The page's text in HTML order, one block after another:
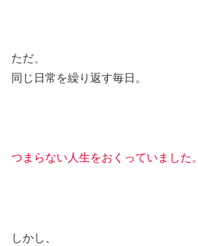
ただ、
同じ日常を繰り返す毎日。
つまらない人生をおくっていました。
しかし、